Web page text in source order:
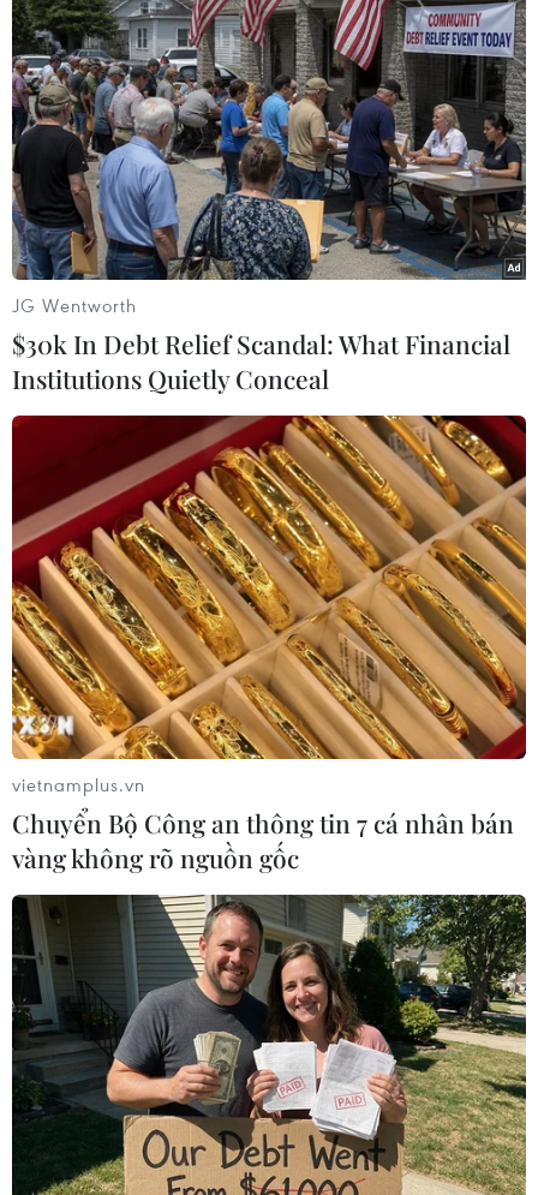
Nga, Trung Quốc, Iran chuẩn bị tập trận
hải quân chung
05/02/2024 14:54
Ngoài 3 nước Nga, Trung Quốc và Iran, các nước khác
cũng sẽ được mời tham gia cuộc tập trận hải quân
chung, song chưa rõ là những nước nào.
Nga-Belarus tập trận chung khi xung đột
ở Ukraine vào giai đoạn mới
23/09/2023 04:09
Cuộc tập trận Nga-Belerus kéo dài 5 ngày, bắt đầu từ
22/9, diễn ra trong lúc cuộc xung đột Nga-Ukraine sắp
vào giai đoạn mới, trong khi Belarus cũng đang căng
thẳng ngoại giao với Ba Lan và Latvia.
JG Wentworth
$30k In Debt Relief Scandal: What Financial
Institutions Quietly Conceal
vietnamplus.vn
Chuyển Bộ Công an thông tin 7 cá nhân bán
vàng không rõ nguồn gốc